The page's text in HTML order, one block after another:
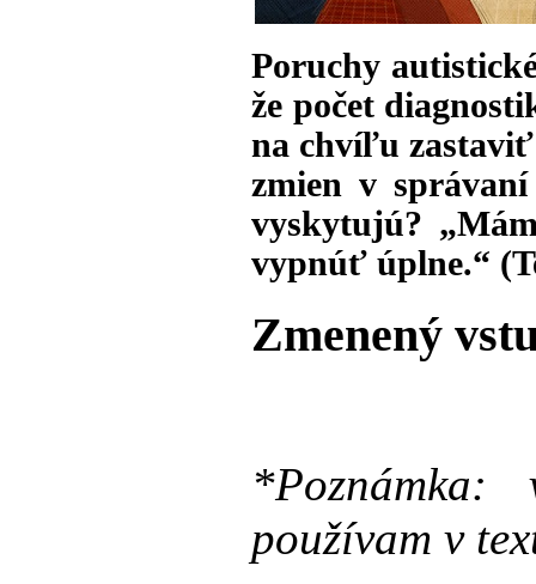
Poruchy
že počet
na chvíľu
zmien v
vyskytujú?
vypnúť úplne.“
Zmenený
používam v